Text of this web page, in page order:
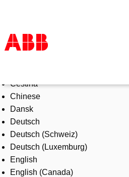
Productos & Soluciones
Industrias
Servicios
Sobre ABB
Dónde comprar
Contáctanos
Carreras
Čeština
Chinese
Dansk
Deutsch
Deutsch (Schweiz)
Deutsch (Luxemburg)
English
English (Canada)